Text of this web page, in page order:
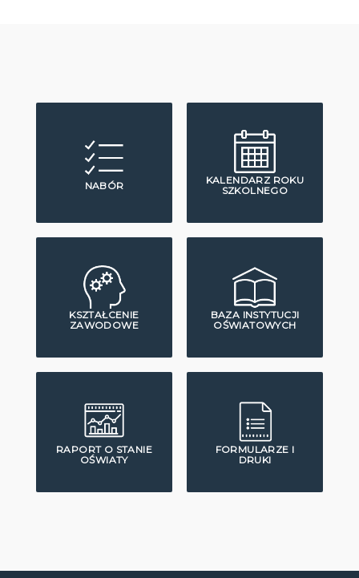
NABÓR
KALENDARZ ROKU
SZKOLNEGO
KSZTAŁCENIE
ZAWODOWE
BAZA INSTYTUCJI
OŚWIATOWYCH
RAPORT O STANIE
OŚWIATY
FORMULARZE I
DRUKI